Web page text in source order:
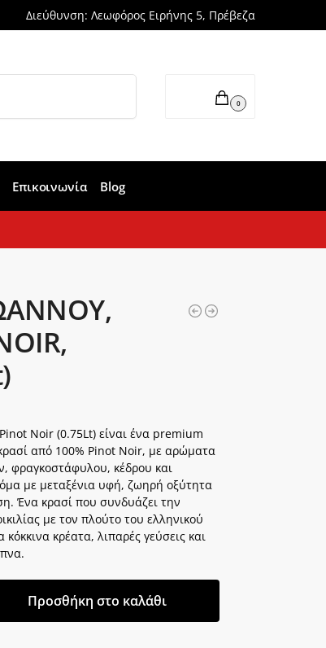
Διεύθυνση: Λεωφόρος Ειρήνης 5, Πρέβεζα
0
Επικοινωνία Blog
Noir (0.75Lt) είναι ένα premium
από 100% Pinot Noir, με αρώματα
φραγκοστάφυλου, κέδρου και
με μεταξένια υφή, ζωηρή οξύτητα
Ένα κρασί που συνδυάζει την
με τον πλούτο του ελληνικού
κόκκινα κρέατα, λιπαρές γεύσεις και
Προσθήκη στο καλάθι